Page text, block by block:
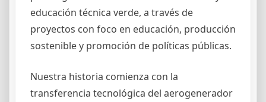
educación técnica verde, a través de
proyectos con foco en educación, producción
sostenible y promoción de políticas públicas.
Nuestra historia comienza con la
transferencia tecnológica del aerogenerador